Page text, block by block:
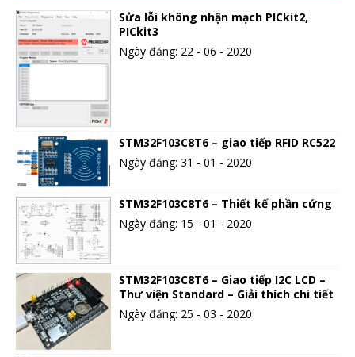
Sửa lỗi không nhận mạch PICkit2,
PICkit3
Ngày đăng: 22 - 06 - 2020
STM32F103C8T6 – giao tiếp RFID RC522
Ngày đăng: 31 - 01 - 2020
STM32F103C8T6 – Thiết kế phần cứng
Ngày đăng: 15 - 01 - 2020
STM32F103C8T6 – Giao tiếp I2C LCD –
Thư viện Standard – Giải thích chi tiết
Ngày đăng: 25 - 03 - 2020